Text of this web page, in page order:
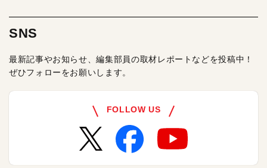
SNS
最新記事やお知らせ、編集部員の取材レポートなどを投稿中！
ぜひフォローをお願いします。
FOLLOW US